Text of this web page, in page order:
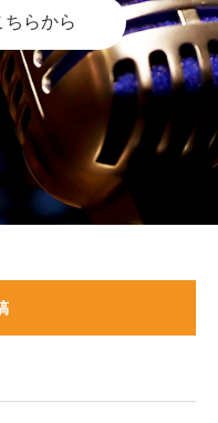
ちらから